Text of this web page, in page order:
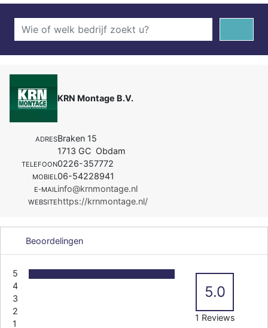
KRN Montage B.V.
ADRESBraken 15
1713 GC Obdam
TELEFOON0226-357772
MOBIEL06-54228941
E-MAILinfo@krnmontage.nl
WEBSITEhttps://krnmontage.nl/
Beoordelingen
5
4
3
2
1
5.0
1 Reviews